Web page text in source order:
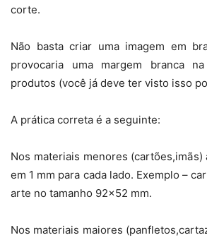
corte.
Não basta criar uma imagem em
provocaria uma margem branca
produtos (você já deve ter visto isso
A prática correta é a seguinte:
Nos materiais menores (cartões,imãs)
em 1 mm para cada lado. Exemplo –
arte no tamanho 92×52 mm.
Nos materiais maiores